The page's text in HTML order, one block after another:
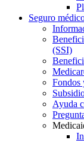
Seguro
(SSI)
Fondos
Ayuda